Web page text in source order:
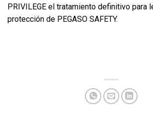
PRIVILEGE el tratamiento definitivo para
protección de PEGASO SAFETY.